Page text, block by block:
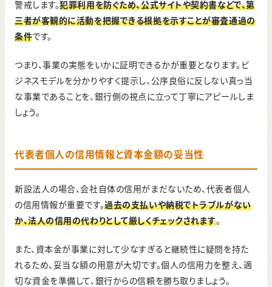
警戒します。犯罪利用を防ぐため、公式サイトや契約書などで、第
三者が客観的に活動を把握できる根拠を示すことが審査通過の
条件です。
つまり、事業の実態をいかに証明できるかが重要となります。ビ
ジネスモデルを分かりやすく提示し、公序良俗に反しない真っ当
な事業であることを、銀行側の視点に立って丁寧にアピールしま
しょう。
代表者個人の信用情報と資本金額の妥当性
新設法人の場合、会社自体の信用がまだないため、代表者個人
の信用情報が重要です。過去の支払いや納税でトラブルがない
か、法人の信用の代わりとして厳しくチェックされます。
また、資本金が事業に対して少なすぎると継続性に疑問を持た
れるため、妥当な額の用意が大切です。個人の信用力を整え、適
切な資金を準備して、銀行からの信頼を勝ち取りましょう。